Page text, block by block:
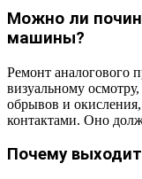
Можно ли
машины?
Ремонт аналогового
визуальному
обрывов и
контактами. Оно
Почему